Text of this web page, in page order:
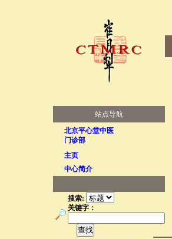
站点导航
北京平心堂中医
门诊部
主页
中心简介
搜索:
关键字：